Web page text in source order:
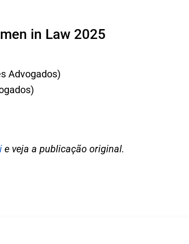
in Law 2025
Advogados)
e veja a publicação original.